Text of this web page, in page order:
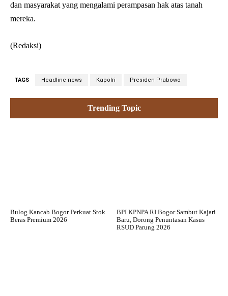
dan masyarakat yang mengalami perampasan hak atas tanah
mereka.
(Redaksi)
TAGS Headline news Kapolri Presiden Prabowo
Trending Topic
Bulog Kancab Bogor Perkuat Stok
Beras Premium 2026
BPI KPNPA RI Bogor Sambut Kajari
Baru, Dorong Penuntasan Kasus
RSUD Parung 2026